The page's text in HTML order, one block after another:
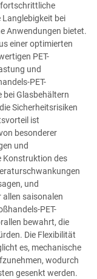
fortschrittliche
bei
Anwendungen bietet.
einer optimierten
PET-
und
PET-
bei Glasbehältern
Sicherheitsrisiken
ist
besonderer
und
Konstruktion des
und
saisonalen
PET-
bewahrt, die
Die Flexibilität
es, mechanische
wodurch
gesenkt werden.